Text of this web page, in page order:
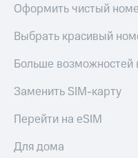
Оформить чистый
Выбрать красивый
Больше
Заменить SIM-карту
Перейти на eSIM
Для дома